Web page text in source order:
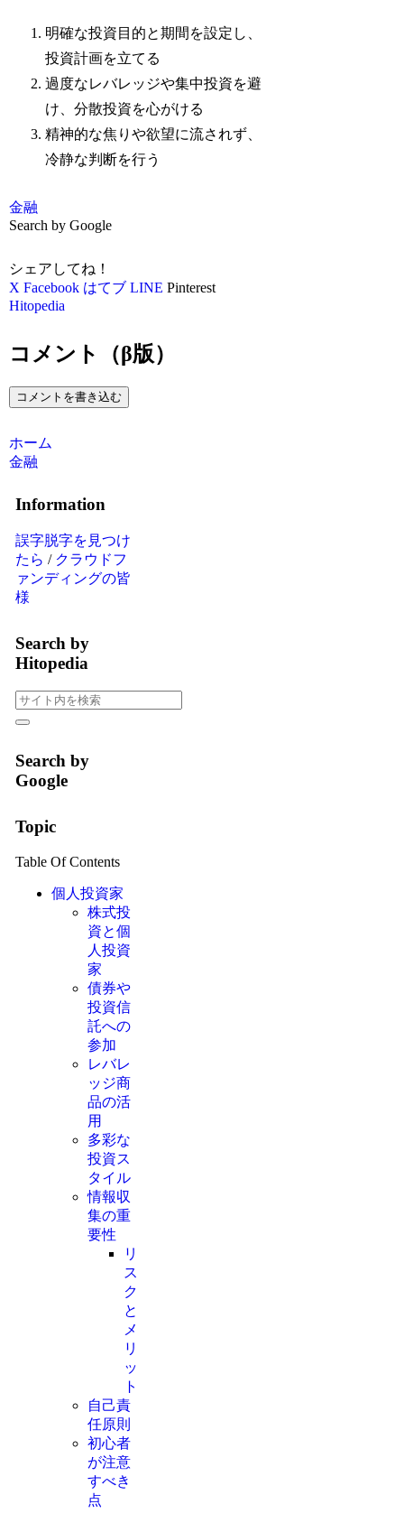
明確な投資目的と期間を設定し、
投資計画を立てる
過度なレバレッジや集中投資を避
け、分散投資を心がける
精神的な焦りや欲望に流されず、
冷静な判断を行う
金融
Search by Google
シェアしてね！
X Facebook はてブ LINE Pinterest
Hitopedia
コメント（β版）
コメントを書き込む
ホーム
金融
Information
誤字脱字を見つけ
たら / クラウドフ
ァンディングの皆
様
Search by
Hitopedia
Search by
Google
Topic
Table Of Contents
個人投資家
株式投
資と個
人投資
家
債券や
投資信
託への
参加
レバレ
ッジ商
品の活
用
多彩な
投資ス
タイル
情報収
集の重
要性
リ
ス
ク
と
メ
リ
ッ
ト
自己責
任原則
初心者
が注意
すべき
点